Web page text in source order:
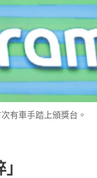
有車手踏上頒獎台。